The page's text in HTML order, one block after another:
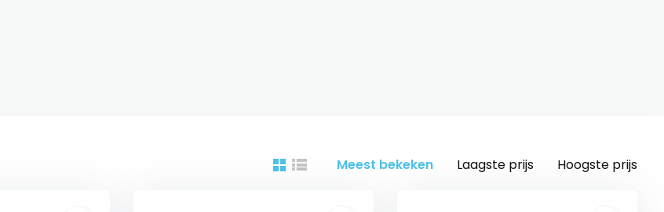
Meest bekeken Laagste prijs Hoogste prijs